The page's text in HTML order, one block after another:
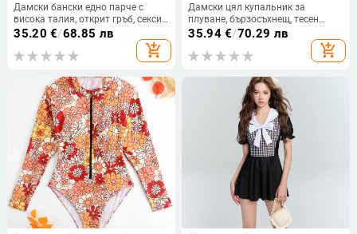
Дамски бански едно парче с
висока талия, открит гръб, секси
стил, еластичен нейлон с
35.20 €/68.85 лв
add_shopping_cart
Дамски цял купальник за
плуване, бързосъхнещ, тесен
силует, печатан модел,
полиестерна материя с подплата
спандекс
35.94€/70.29 лв
add_shopping_cart